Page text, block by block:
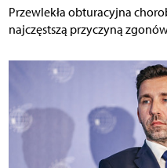
Przewlekła obturacyjna
najczęstszą przyczyną